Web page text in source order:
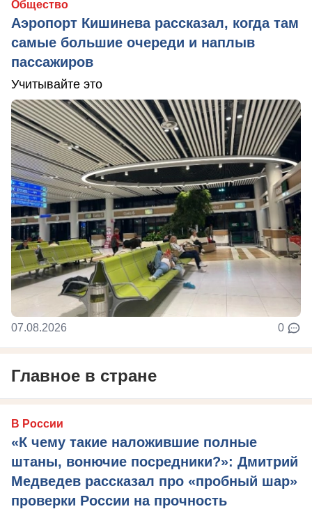
Общество
Аэропорт Кишинева рассказал, когда там
самые большие очереди и наплыв
пассажиров
Учитывайте это
07.08.2026 0
Главное в стране
В России
«К чему такие наложившие полные
штаны, вонючие посредники?»: Дмитрий
Медведев рассказал про «пробный шар»
проверки России на прочность